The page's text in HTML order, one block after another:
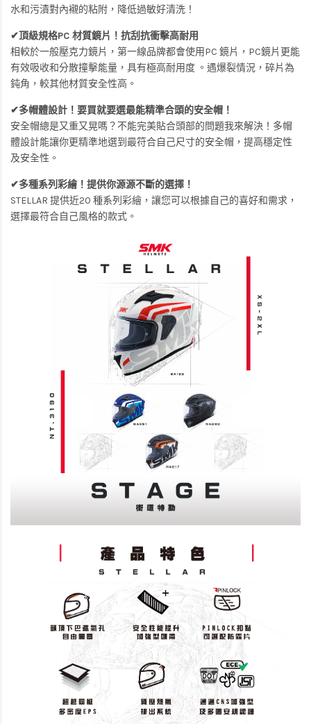
水和污漬對內襯的粘附，降低過敏好清洗！
✔頂級規格PC 材質鏡片！抗刮抗衝擊高耐用
相較於一般壓克力鏡片，第一線品牌都會使用PC 鏡片，PC鏡片更能
有效吸收和分散撞擊能量，具有極高耐用度 。遇爆裂情況，碎片為
鈍角，較其他材質安全性高。
✔多帽體設計！要買就要選最能精準合頭的安全帽！
安全帽總是又重又晃嗎？不能完美貼合頭部的問題我來解決！多帽
體設計能讓你更精準地選到最符合自己尺寸的安全帽，提高穩定性
及安全性。
✔多種系列彩繪！提供你源源不斷的選擇！
STELLAR 提供近20 種系列彩繪，讓您可以根據自己的喜好和需求，
選擇最符合自己風格的款式。